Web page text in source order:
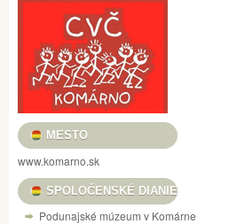
MESTO
www.komarno.sk
SPOLOČENSKÉ DIANIE
Podunajské múzeum v Komárne